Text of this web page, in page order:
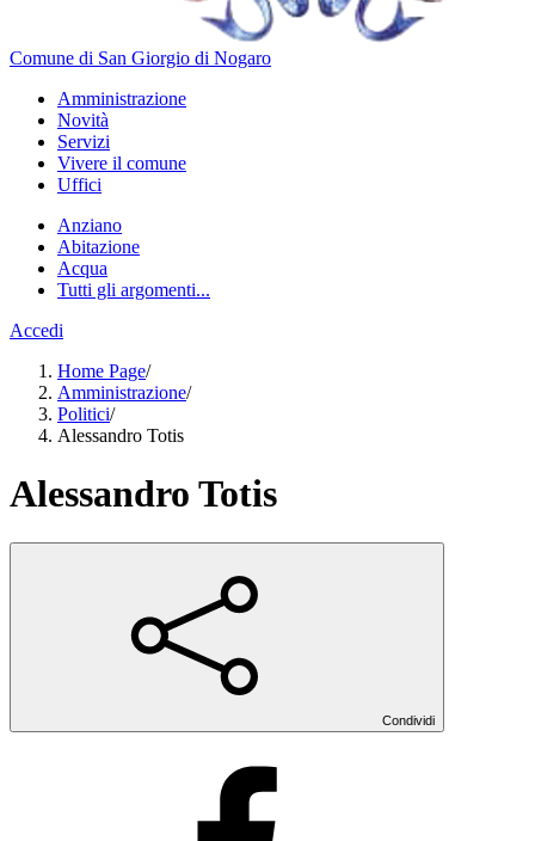
Comune di San Giorgio di Nogaro
Amministrazione
Novità
Servizi
Vivere il comune
Uffici
Anziano
Abitazione
Acqua
Tutti gli argomenti...
Accedi
Home Page/
Amministrazione/
Politici/
Alessandro Totis
Alessandro Totis
Condividi